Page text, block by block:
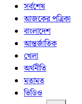
সর্বশেষ
আজকের পত্রিকা
বাংলাদেশ
আন্তর্জাতিক
খেলা
অর্থনীতি
মতামত
ভিডিও